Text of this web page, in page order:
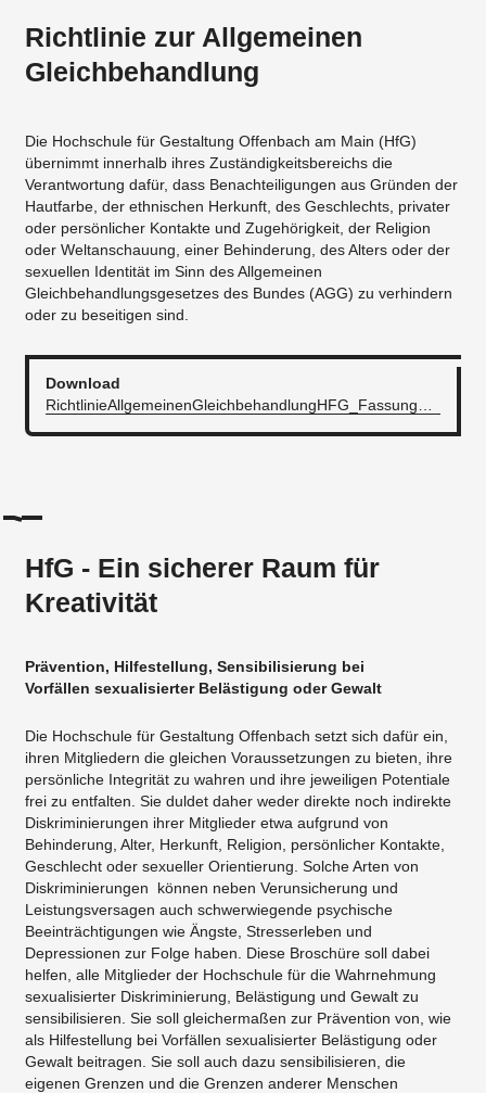
Richtlinie zur Allgemeinen
Gleichbehandlung
Die Hochschule für Gestaltung Offenbach am Main (HfG)
übernimmt innerhalb ihres Zuständigkeitsbereichs die
Verantwortung dafür, dass Benachteiligungen aus Gründen der
Hautfarbe, der ethnischen Herkunft, des Geschlechts, privater
oder persönlicher Kontakte und Zugehörigkeit, der Religion
oder Weltanschauung, einer Behinderung, des Alters oder der
sexuellen Identität im Sinn des Allgemeinen
Gleichbehandlungsgesetzes des Bundes (AGG) zu verhindern
oder zu beseitigen sind.
Download
HfG - Ein sicherer Raum für
Kreativität
Prävention, Hilfestellung, Sensibilisierung bei
Vorfällen sexualisierter Belästigung oder Gewalt
Die Hochschule für Gestaltung Offenbach setzt sich dafür ein,
ihren Mitgliedern die gleichen Voraussetzungen zu bieten, ihre
persönliche Integrität zu wahren und ihre jeweiligen Potentiale
frei zu entfalten. Sie duldet daher weder direkte noch indirekte
Diskriminierungen ihrer Mitglieder etwa aufgrund von
Behinderung, Alter, Herkunft, Religion, persönlicher Kontakte,
Geschlecht oder sexueller Orientierung. Solche Arten von
Diskriminierungen können neben Verunsicherung und
Leistungsversagen auch schwerwiegende psychische
Beeinträchtigungen wie Ängste, Stresserleben und
Depressionen zur Folge haben. Diese Broschüre soll dabei
helfen, alle Mitglieder der Hochschule für die Wahrnehmung
sexualisierter Diskriminierung, Belästigung und Gewalt zu
sensibilisieren. Sie soll gleichermaßen zur Prävention von, wie
als Hilfestellung bei Vorfällen sexualisierter Belästigung oder
Gewalt beitragen. Sie soll auch dazu sensibilisieren, die
eigenen Grenzen und die Grenzen anderer Menschen